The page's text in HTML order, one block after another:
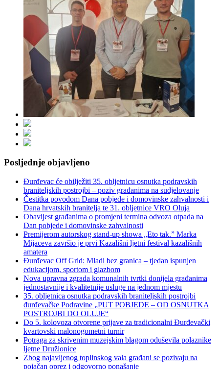
Posljednje objavljeno
Đurđevac će obilježiti 35. obljetnicu osnutka podravskih
braniteljskih postrojbi – poziv građanima na sudjelovanje
Čestitka povodom Dana pobjede i domovinske zahvalnosti i
Dana hrvatskih branitelja te 31. obljetnice VRO Oluja
Obavijest građanima o promjeni termina odvoza otpada na
Dan pobjede i domovinske zahvalnosti
Premijerom autorskog stand-up showa „Eto tak.” Marka
Mijaceva završio je prvi Kazališni ljetni festival kazališnih
amatera
Đurđevac Off Grid: Mladi bez granica – tjedan ispunjen
edukacijom, sportom i glazbom
Nova upravna zgrada komunalnih tvrtki donijela građanima
jednostavnije i kvalitetnije usluge na jednom mjestu
35. obljetnica osnutka podravskih braniteljskih postrojbi
đurđevačke Podravine „PUT POBJEDE – OD OSNUTKA
POSTROJBI DO OLUJE“
Do 5. kolovoza otvorene prijave za tradicionalni Đurđevački
kvartovski malonogometni turnir
Potraga za skrivenim muzejskim blagom oduševila polaznike
ljetne Družionice
Zbog najavljenog toplinskog vala građani se pozivaju na
pojačan oprez i odgovorno ponašanje